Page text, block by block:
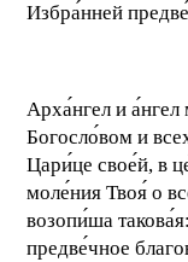
Избра́нней
Арха́нгел и
Богосло́вом и
Цари́це свое́й, в
моле́ния Твоя́ о
возопи́ша
предве́чное